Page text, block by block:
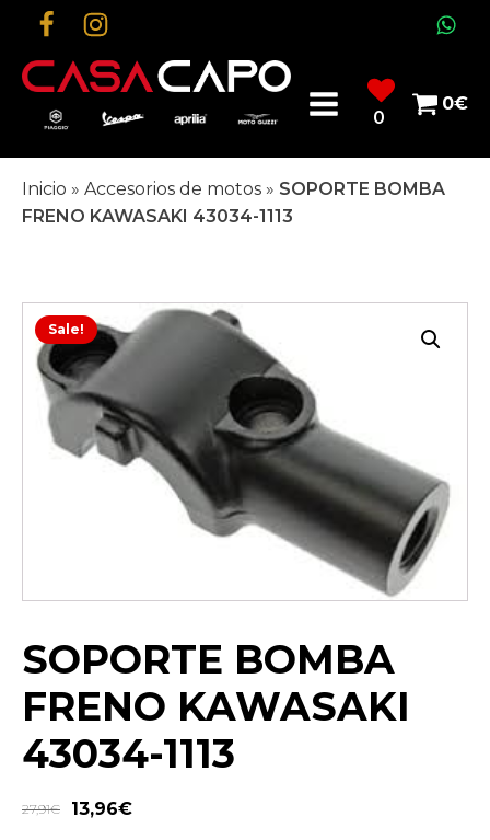
0
0€
Inicio » Accesorios de motos » SOPORTE BOMBA
FRENO KAWASAKI 43034-1113
Sale!
SOPORTE BOMBA
FRENO KAWASAKI
43034-1113
27,91€ 13,96€